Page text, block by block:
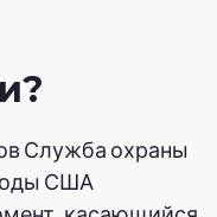
Служба охраны
США